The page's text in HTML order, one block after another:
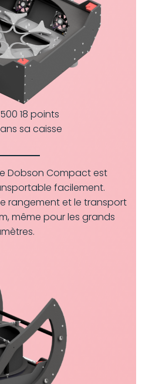
18 points
sa caisse
Dobson Compact est
facilement.
rangement et le transport
même pour les grands